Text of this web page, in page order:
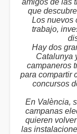
amigos de las
que
Los nuevos
trabajo,
Hay dos
Catalunya
campaneros
para compartir
concursos
En València,
campanas
quieren
las